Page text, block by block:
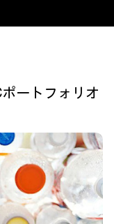
ートフォリオ